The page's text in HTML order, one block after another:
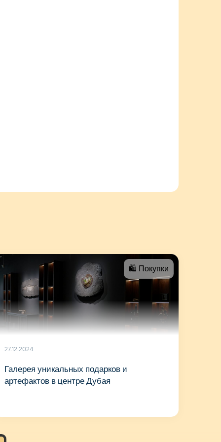
🛍 Покупки
27.12.2024
Галерея уникальных подарков и
артефактов в центре Дубая